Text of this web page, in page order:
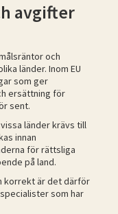
avgifter
och
länder. Inom EU
som ger
ersättning för
sent.
länder krävs till
innan
för rättsliga
på land.
korrekt är det därför
som har